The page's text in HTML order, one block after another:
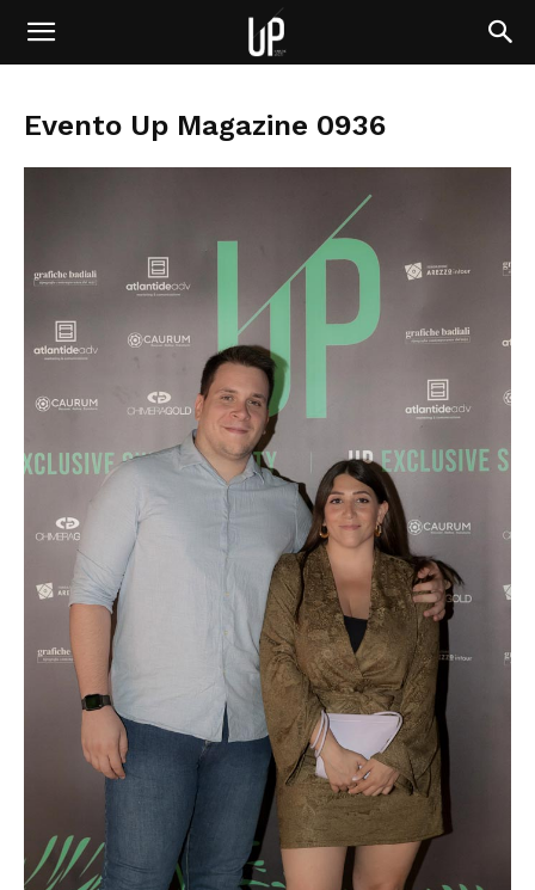
Evento Up Magazine 0936